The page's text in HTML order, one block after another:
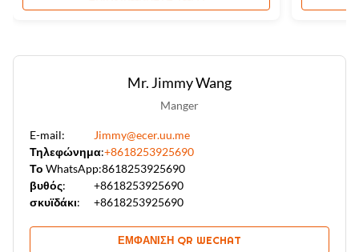
Mr. Jimmy Wang
Manger
E-mail:
Jimmy@ecer.uu.me
Τηλεφώνημα:+8618253925690
Το WhatsApp:8618253925690
βυθός:
+8618253925690
σκυϊδάκι:
+8618253925690
ΕΜΦΆΝΙΣΗ QR WECHAT